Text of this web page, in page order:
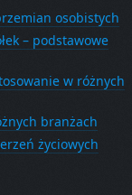
osobistych
– podstawowe
w różnych
branżach
życiowych